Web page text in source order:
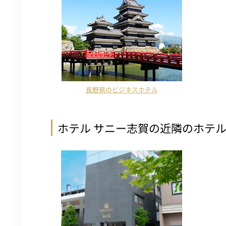
長野県のビジネスホテル
ホテル サニー志賀の近隣のホテ